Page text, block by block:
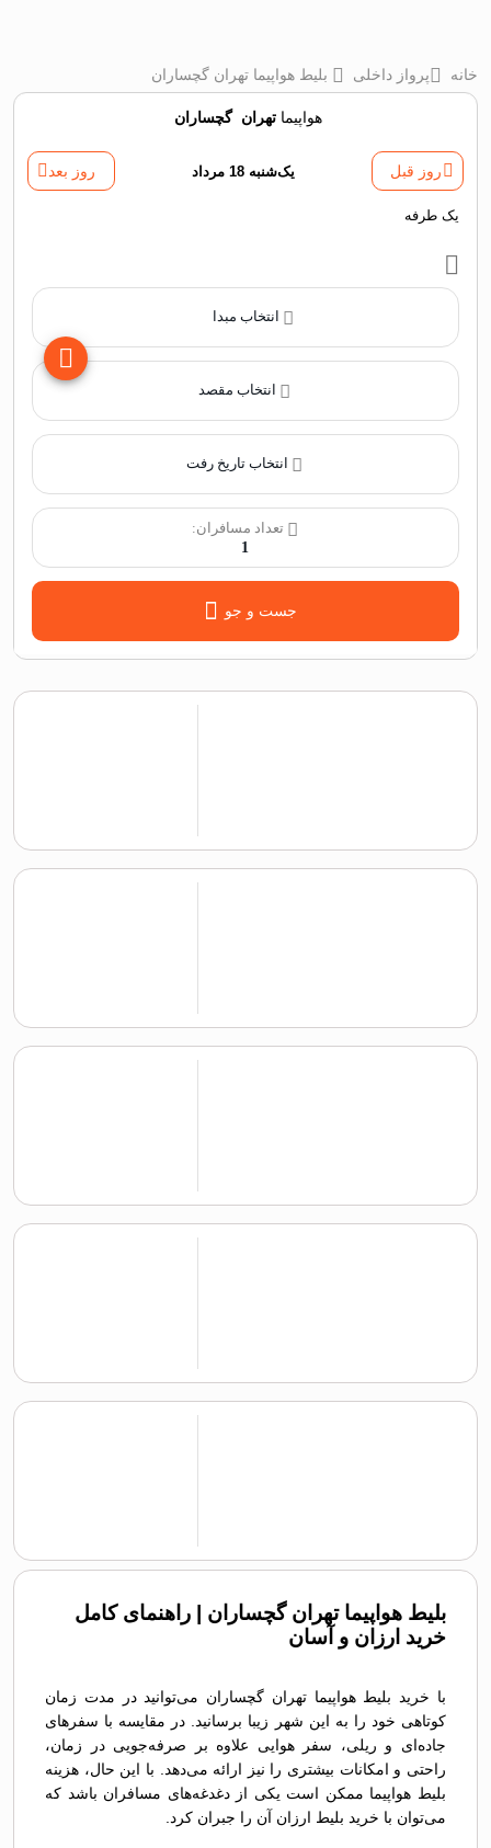
خانه پرواز داخلی بلیط هواپیما تهران گچساران
هواپیماتهران ‌گچساران
روز قبل یک‌شنبه 18 مرداد روز بعد
یک طرفه
انتخاب مبدا
انتخاب مقصد
تعداد مسافران:
1
جست و جو
بلیط هواپیما تهران گچساران | راهنمای کامل
خرید ارزان و آسان
با خرید بلیط هواپیما تهران گچساران می‌توانید در مدت زمان
کوتاهی خود را به این شهر زیبا برسانید. در مقایسه با سفرهای
جاده‌ای و ریلی، سفر هوایی علاوه بر صرفه‌جویی در زمان،
راحتی و امکانات بیشتری را نیز ارائه می‌دهد. با این حال، هزینه
بلیط هواپیما ممکن است یکی از دغدغه‌های مسافران باشد که
می‌توان با خرید بلیط ارزان آن را جبران کرد.